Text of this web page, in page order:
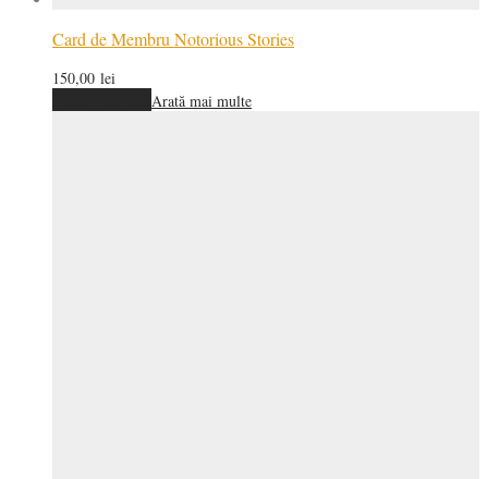
Card de Membru Notorious Stories
150,00 lei
Arată mai multe